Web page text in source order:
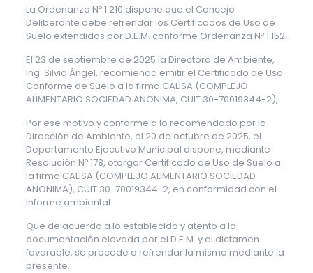
La Ordenanza Nº 1.210 dispone que el Concejo
Deliberante debe refrendar los Certificados de Uso de
Suelo extendidos por D.E.M. conforme Ordenanza Nº 1.152.
El 23 de septiembre de 2025 la Directora de Ambiente,
Ing. Silvia Ángel, recomienda emitir el Certificado de Uso
Conforme de Suelo a la firma CALISA (COMPLEJO
ALIMENTARIO SOCIEDAD ANONIMA, CUIT 30-70019344-2),
Por ese motivo y conforme a lo recomendado por la
Dirección de Ambiente, el 20 de octubre de 2025, el
Departamento Ejecutivo Municipal dispone, mediante
Resolución Nº 178, otorgar Certificado de Uso de Suelo a
la firma CALISA (COMPLEJO ALIMENTARIO SOCIEDAD
ANONIMA), CUIT 30-70019344-2, en conformidad con el
informe ambiental.
Que de acuerdo a lo establecido y atento a la
documentación elevada por el D.E.M. y el dictamen
favorable, se procede a refrendar la misma mediante la
presente.